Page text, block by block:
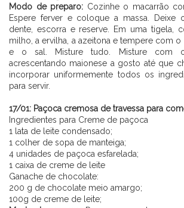
Modo de preparo: Cozinhe o macarrão
Espere ferver e coloque a massa. Deixe
dente, escorra e reserve. Em uma tigela,
milho, a ervilha, a azeitona e tempere com o
e o sal. Misture tudo. Misture com
acrescentando maionese a gosto até que
incorporar uniformemente todos os
para servir.
17/01: Paçoca cremosa de travessa para
Ingredientes para Creme de paçoca
1 lata de leite condensado;
1 colher de sopa de manteiga;
4 unidades de paçoca esfarelada;
1 caixa de creme de leite
Ganache de chocolate:
200 g de chocolate meio amargo;
100g de creme de leite;